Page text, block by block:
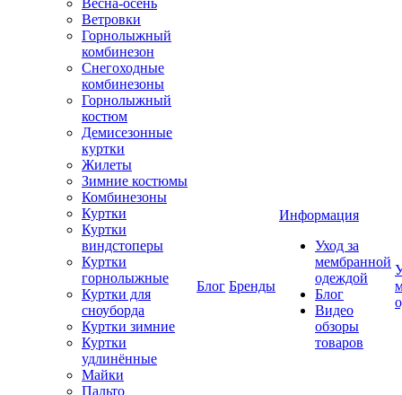
Весна-осень
Ветровки
Горнолыжный
комбинезон
Снегоходные
комбинезоны
Горнолыжный
костюм
Демисезонные
куртки
Жилеты
Зимние костюмы
Комбинезоны
Куртки
Куртки
виндстоперы
Куртки
горнолыжные
Куртки для
сноуборда
Куртки зимние
Куртки
удлинённые
Майки
Пальто
Блог Бренды
Информация
Уход за
мембранной
одеждой
Блог
Видео
обзоры
товаров